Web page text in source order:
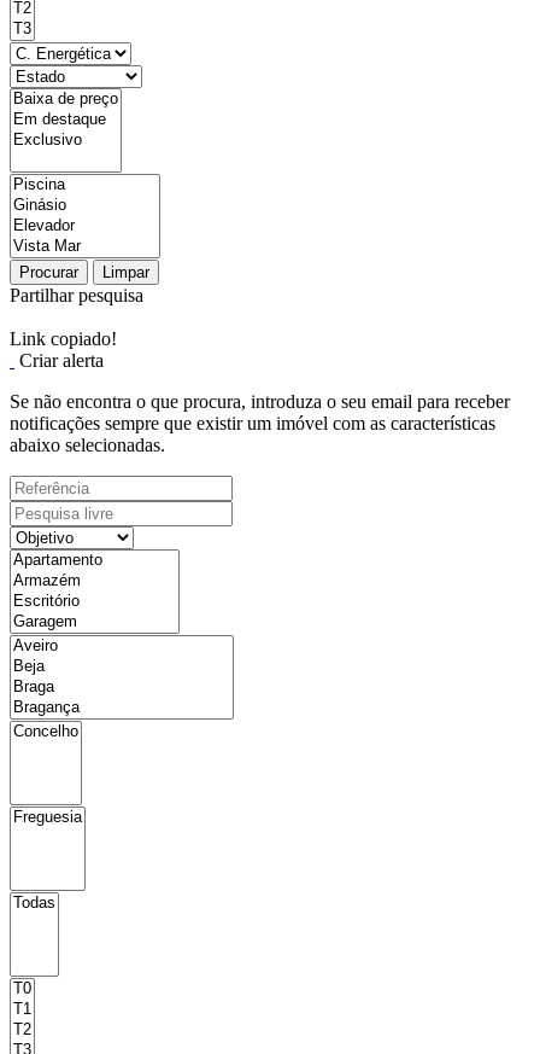
Procurar Limpar
Partilhar pesquisa
Link copiado!
Criar alerta
Se não encontra o que procura, introduza o seu email para receber
notificações sempre que existir um imóvel com as características
abaixo selecionadas.